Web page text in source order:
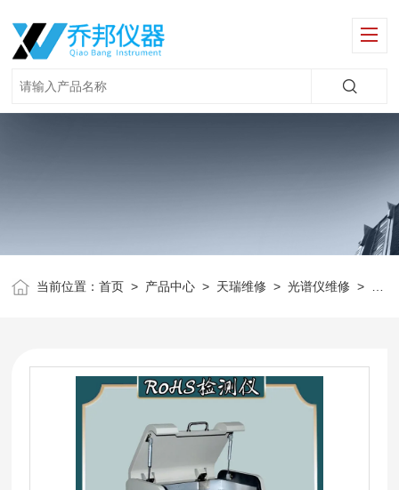
当前位置：首页 > 产品中心 > 天瑞维修 >光谱仪维修 >